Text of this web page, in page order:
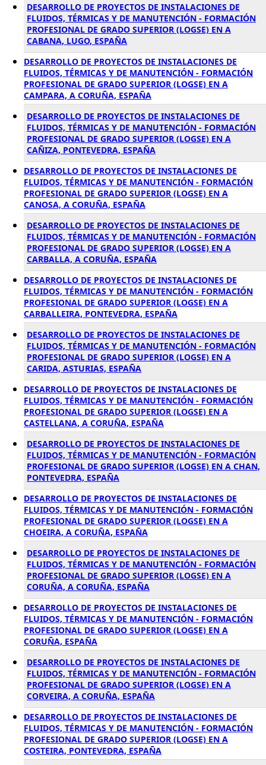
DESARROLLO DE PROYECTOS DE INSTALACIONES DE
FLUIDOS, TÉRMICAS Y DE MANUTENCIÓN - FORMACIÓN
PROFESIONAL DE GRADO SUPERIOR (LOGSE) EN A
CABANA, LUGO, ESPAÑA
DESARROLLO DE PROYECTOS DE INSTALACIONES DE
FLUIDOS, TÉRMICAS Y DE MANUTENCIÓN - FORMACIÓN
PROFESIONAL DE GRADO SUPERIOR (LOGSE) EN A
CAMPARA, A CORUÑA, ESPAÑA
DESARROLLO DE PROYECTOS DE INSTALACIONES DE
FLUIDOS, TÉRMICAS Y DE MANUTENCIÓN - FORMACIÓN
PROFESIONAL DE GRADO SUPERIOR (LOGSE) EN A
CAÑIZA, PONTEVEDRA, ESPAÑA
DESARROLLO DE PROYECTOS DE INSTALACIONES DE
FLUIDOS, TÉRMICAS Y DE MANUTENCIÓN - FORMACIÓN
PROFESIONAL DE GRADO SUPERIOR (LOGSE) EN A
CANOSA, A CORUÑA, ESPAÑA
DESARROLLO DE PROYECTOS DE INSTALACIONES DE
FLUIDOS, TÉRMICAS Y DE MANUTENCIÓN - FORMACIÓN
PROFESIONAL DE GRADO SUPERIOR (LOGSE) EN A
CARBALLA, A CORUÑA, ESPAÑA
DESARROLLO DE PROYECTOS DE INSTALACIONES DE
FLUIDOS, TÉRMICAS Y DE MANUTENCIÓN - FORMACIÓN
PROFESIONAL DE GRADO SUPERIOR (LOGSE) EN A
CARBALLEIRA, PONTEVEDRA, ESPAÑA
DESARROLLO DE PROYECTOS DE INSTALACIONES DE
FLUIDOS, TÉRMICAS Y DE MANUTENCIÓN - FORMACIÓN
PROFESIONAL DE GRADO SUPERIOR (LOGSE) EN A
CARIDA, ASTURIAS, ESPAÑA
DESARROLLO DE PROYECTOS DE INSTALACIONES DE
FLUIDOS, TÉRMICAS Y DE MANUTENCIÓN - FORMACIÓN
PROFESIONAL DE GRADO SUPERIOR (LOGSE) EN A
CASTELLANA, A CORUÑA, ESPAÑA
DESARROLLO DE PROYECTOS DE INSTALACIONES DE
FLUIDOS, TÉRMICAS Y DE MANUTENCIÓN - FORMACIÓN
PROFESIONAL DE GRADO SUPERIOR (LOGSE) EN A CHAN,
PONTEVEDRA, ESPAÑA
DESARROLLO DE PROYECTOS DE INSTALACIONES DE
FLUIDOS, TÉRMICAS Y DE MANUTENCIÓN - FORMACIÓN
PROFESIONAL DE GRADO SUPERIOR (LOGSE) EN A
CHOEIRA, A CORUÑA, ESPAÑA
DESARROLLO DE PROYECTOS DE INSTALACIONES DE
FLUIDOS, TÉRMICAS Y DE MANUTENCIÓN - FORMACIÓN
PROFESIONAL DE GRADO SUPERIOR (LOGSE) EN A
CORUÑA, A CORUÑA, ESPAÑA
DESARROLLO DE PROYECTOS DE INSTALACIONES DE
FLUIDOS, TÉRMICAS Y DE MANUTENCIÓN - FORMACIÓN
PROFESIONAL DE GRADO SUPERIOR (LOGSE) EN A
CORUÑA, ESPAÑA
DESARROLLO DE PROYECTOS DE INSTALACIONES DE
FLUIDOS, TÉRMICAS Y DE MANUTENCIÓN - FORMACIÓN
PROFESIONAL DE GRADO SUPERIOR (LOGSE) EN A
CORVEIRA, A CORUÑA, ESPAÑA
DESARROLLO DE PROYECTOS DE INSTALACIONES DE
FLUIDOS, TÉRMICAS Y DE MANUTENCIÓN - FORMACIÓN
PROFESIONAL DE GRADO SUPERIOR (LOGSE) EN A
COSTEIRA, PONTEVEDRA, ESPAÑA